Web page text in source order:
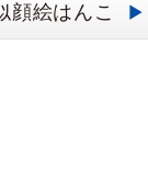
顔絵はんこ